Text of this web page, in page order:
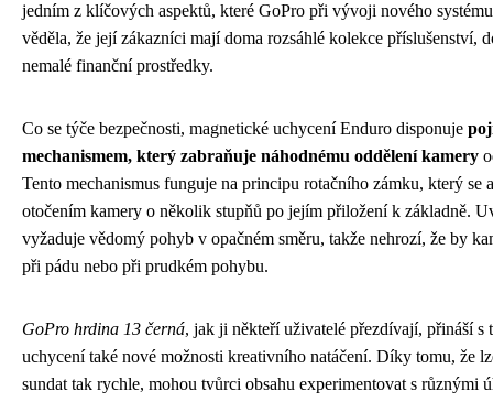
jedním z klíčových aspektů, které GoPro při vývoji nového
věděla, že její zákazníci mají doma rozsáhlé kolekce příslušenství,
nemalé finanční prostředky.
Co se týče bezpečnosti, magnetické uchycení Enduro disponuje
mechanismem, který zabraňuje náhodnému oddělení kamery
Tento mechanismus funguje na principu rotačního zámku, který se
otočením kamery o několik stupňů po jejím přiložení k základně.
vyžaduje vědomý pohyb v opačném směru, takže nehrozí, že by
při pádu nebo při prudkém pohybu.
GoPro hrdina 13 černá, jak ji někteří uživatelé přezdívají, přináší s
uchycení také nové možnosti kreativního natáčení. Díky tomu, že
sundat tak rychle, mohou tvůrci obsahu experimentovat s různými